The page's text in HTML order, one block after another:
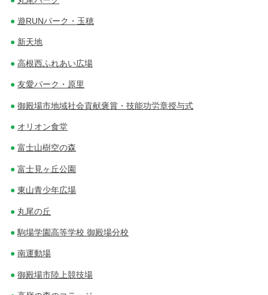
遊RUNパーク・玉穂
新天地
高根西ふれあい広場
友愛パーク・原里
御殿場市地域社会貢献褒賞・技能功労章授与式
オリオン食堂
富士山樹空の森
富士見ヶ丘公園
東山青少年広場
丸尾の丘
駒場学園高等学校 御殿場分校
南運動場
御殿場市陸上競技場